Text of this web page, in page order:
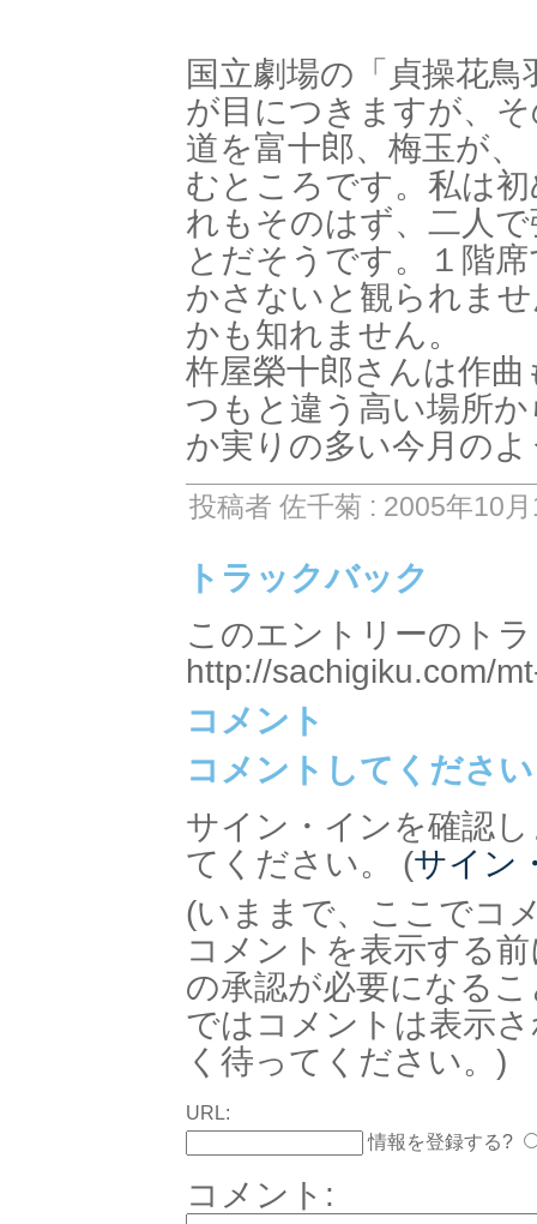
国立劇場の「貞操花
が目につきますが、
道を富十郎、梅玉が
むところです。私は
れもそのはず、二人
とだそうです。１階
かさないと観られま
かも知れません。
杵屋榮十郎さんは作
つもと違う高い場所
か実りの多い今月の
投稿者 佐千菊 : 2005年10
トラックバック
このエントリーのト
http://sachigiku.com/
コメント
コメントしてください
サイン・インを確認
てください。 (サイン
(いままで、ここでコ
コメントを表示する
の承認が必要になる
ではコメントは表示
く待ってください。)
URL:
情報を登録する?
コメント: